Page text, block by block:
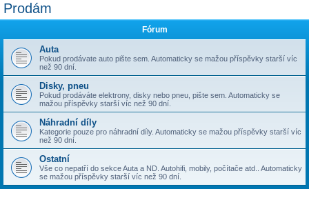
Prodám
Fórum
Auta
Pokud prodávate auto pište sem. Automaticky se mažou příspěvky starší víc
než 90 dní.
Disky, pneu
Pokud prodáváte elektrony, disky nebo pneu, pište sem. Automaticky se
mažou příspěvky starší víc než 90 dní.
Náhradní díly
Kategorie pouze pro náhradní díly. Automaticky se mažou příspěvky starší víc
než 90 dní.
Ostatní
Vše co nepatří do sekce Auta a ND. Autohifi, mobily, počítače atd.. Automaticky
se mažou příspěvky starší víc než 90 dní.